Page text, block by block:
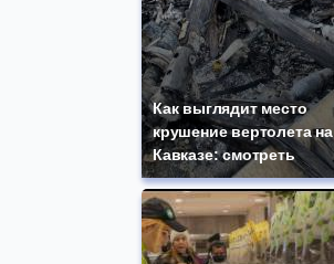
Как выглядит место
крушение вертолета на
Кавказе: смотреть